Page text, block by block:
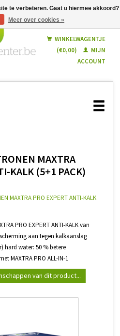
Nederlands
WINKELWAGENTJE
(€0,00)
MIJN
ACCOUNT
MAXTRA
KALK (5+1 PACK)
MAXTRA PRO EXPERT ANTI-KALK
PRO EXPERT ANTI-KALK van
aan tegen kalkaanslag
hard water: 50 % betere
MAXTRA PRO ALL-IN-1
van dit product...
te verbeteren. Gaat u hiermee akkoord?
Meer over cookies »